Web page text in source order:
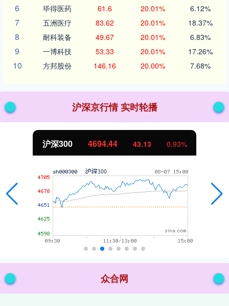
6 毕得医药 61.6 20.01% 6.12%
7 五洲医疗 83.62 20.01% 18.37%
8 耐科装备 49.67 20.01% 6.83%
9 一博科技 53.33 20.01% 17.26%
10 方邦股份 146.16 20.00% 7.68%
沪深京行情 实时轮播
沪深300 4694.44 43.13 0.93%
众合网